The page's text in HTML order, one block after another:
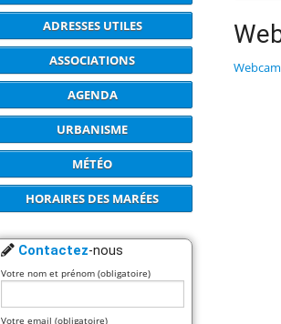
ADRESSES UTILES
ASSOCIATIONS
AGENDA
URBANISME
MÉTÉO
HORAIRES DES MARÉES
Contactez-nous
Votre nom et prénom (obligatoire)
Votre email (obligatoire)